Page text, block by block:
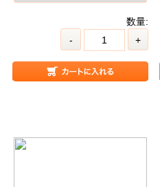
数量:
-
+